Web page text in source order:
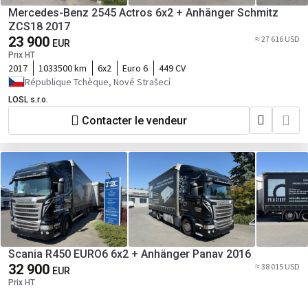
Mercedes-Benz 2545 Actros 6x2 + Anhänger Schmitz
ZCS18 2017
23 900 EUR
Prix HT
≈ 27 616 USD
2017 1033500 km 6x2 Euro 6
449 CV
République Tchèque, Nové Strašecí
LOSL s.r.o.
Contacter le vendeur
Scania R450 EURO6 6x2 + Anhänger Panav 2016
32 900 EUR
Prix HT
≈ 38 015 USD